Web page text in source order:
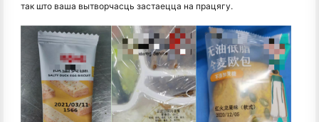
так што ваша вытворчасць застаецца на працягу.